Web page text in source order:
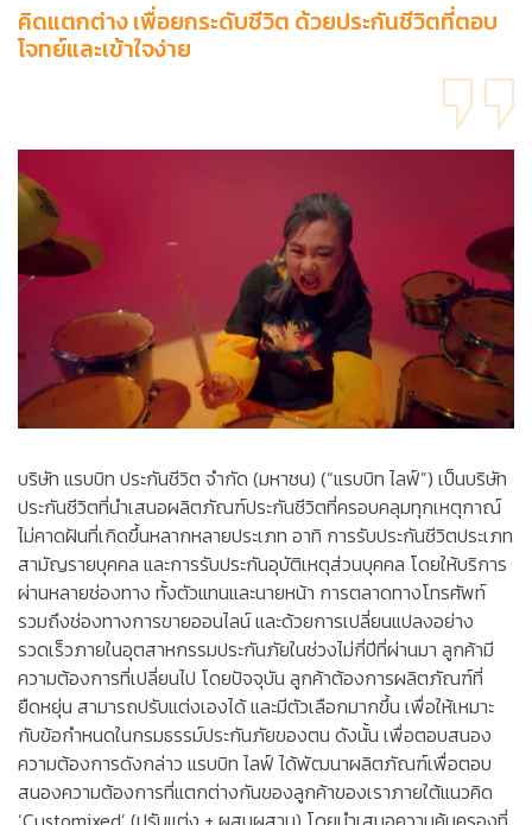
คิดแตกต่าง เพื่อยกระดับชีวิต ด้วยประกันชีวิตที่ตอบ
โจทย์และเข้าใจง่าย
บริษัท แรบบิท ประกันชีวิต จำกัด (มหาชน) (“แรบบิท ไลฟ์”) เป็นบริษัท
ประกันชีวิตที่นำเสนอผลิตภัณฑ์ประกันชีวิตที่ครอบคลุมทุกเหตุกาณ์
ไม่คาดฝันที่เกิดขึ้นหลากหลายประเภท อาทิ การรับประกันชีวิตประเภท
สามัญรายบุคคล และการรับประกันอุบัติเหตุส่วนบุคคล โดยให้บริการ
ผ่านหลายช่องทาง ทั้งตัวแทนและนายหน้า การตลาดทางโทรศัพท์
รวมถึงช่องทางการขายออนไลน์ และด้วยการเปลี่ยนแปลงอย่าง
รวดเร็วภายในอุตสาหกรรมประกันภัยในช่วงไม่กี่ปีที่ผ่านมา ลูกค้ามี
ความต้องการที่เปลี่ยนไป โดยปัจจุบัน ลูกค้าต้องการผลิตภัณฑ์ที่
ยืดหยุ่น สามารถปรับแต่งเองได้ และมีตัวเลือกมากขึ้น เพื่อให้เหมาะ
กับข้อกำหนดในกรมธรรม์ประกันภัยของตน ดังนั้น เพื่อตอบสนอง
ความต้องการดังกล่าว แรบบิท ไลฟ์ ได้พัฒนาผลิตภัณฑ์เพื่อตอบ
สนองความต้องการที่แตกต่างกันของลูกค้าของเราภายใต้แนวคิด